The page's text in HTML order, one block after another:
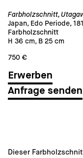
Farbholzschnitt,
Japan, Edo Periode,
Farbholzschnitt
H 36 cm, B 25 cm
750 €
Anfrage senden
Dieser